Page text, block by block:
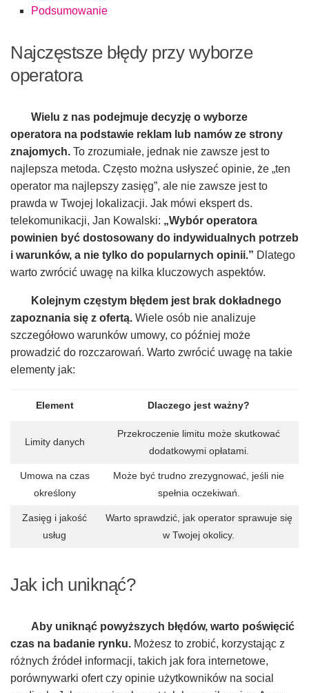
Podsumowanie
Najczęstsze błędy przy wyborze
operatora
Wielu z nas podejmuje decyzję o wyborze
operatora na podstawie reklam lub namów ze strony
znajomych. To zrozumiałe, jednak nie zawsze jest to
najlepsza metoda. Często można usłyszeć opinie, że „ten
operator ma najlepszy zasięg”, ale nie zawsze jest to
prawda w Twojej lokalizacji. Jak mówi ekspert ds.
telekomunikacji, Jan Kowalski: „Wybór operatora
powinien być dostosowany do indywidualnych potrzeb
i warunków, a nie tylko do popularnych opinii.” Dlatego
warto zwrócić uwagę na kilka kluczowych aspektów.
Kolejnym częstym błędem jest brak dokładnego
zapoznania się z ofertą. Wiele osób nie analizuje
szczegółowo warunków umowy, co później może
prowadzić do rozczarowań. Warto zwrócić uwagę na takie
elementy jak:
Element Dlaczego jest ważny?
Limity danych
Przekroczenie limitu może skutkować
dodatkowymi opłatami.
Umowa na czas
określony
Może być trudno zrezygnować, jeśli nie
spełnia oczekiwań.
Zasięg i jakość
usług
Warto sprawdzić, jak operator sprawuje się
w Twojej okolicy.
Jak ich uniknąć?
Aby uniknąć powyższych błędów, warto poświęcić
czas na badanie rynku. Możesz to zrobić, korzystając z
różnych źródeł informacji, takich jak fora internetowe,
porównywarki ofert czy opinie użytkowników na social